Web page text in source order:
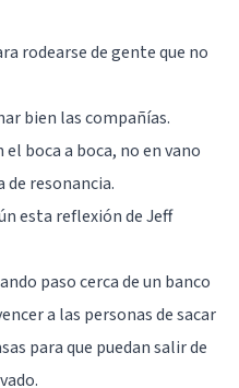
rodearse de gente que no
bien las compañías.
boca a boca, no en vano
resonancia.
esta reflexión de Jeff
paso cerca de un banco
a las personas de sacar
para que puedan salir de